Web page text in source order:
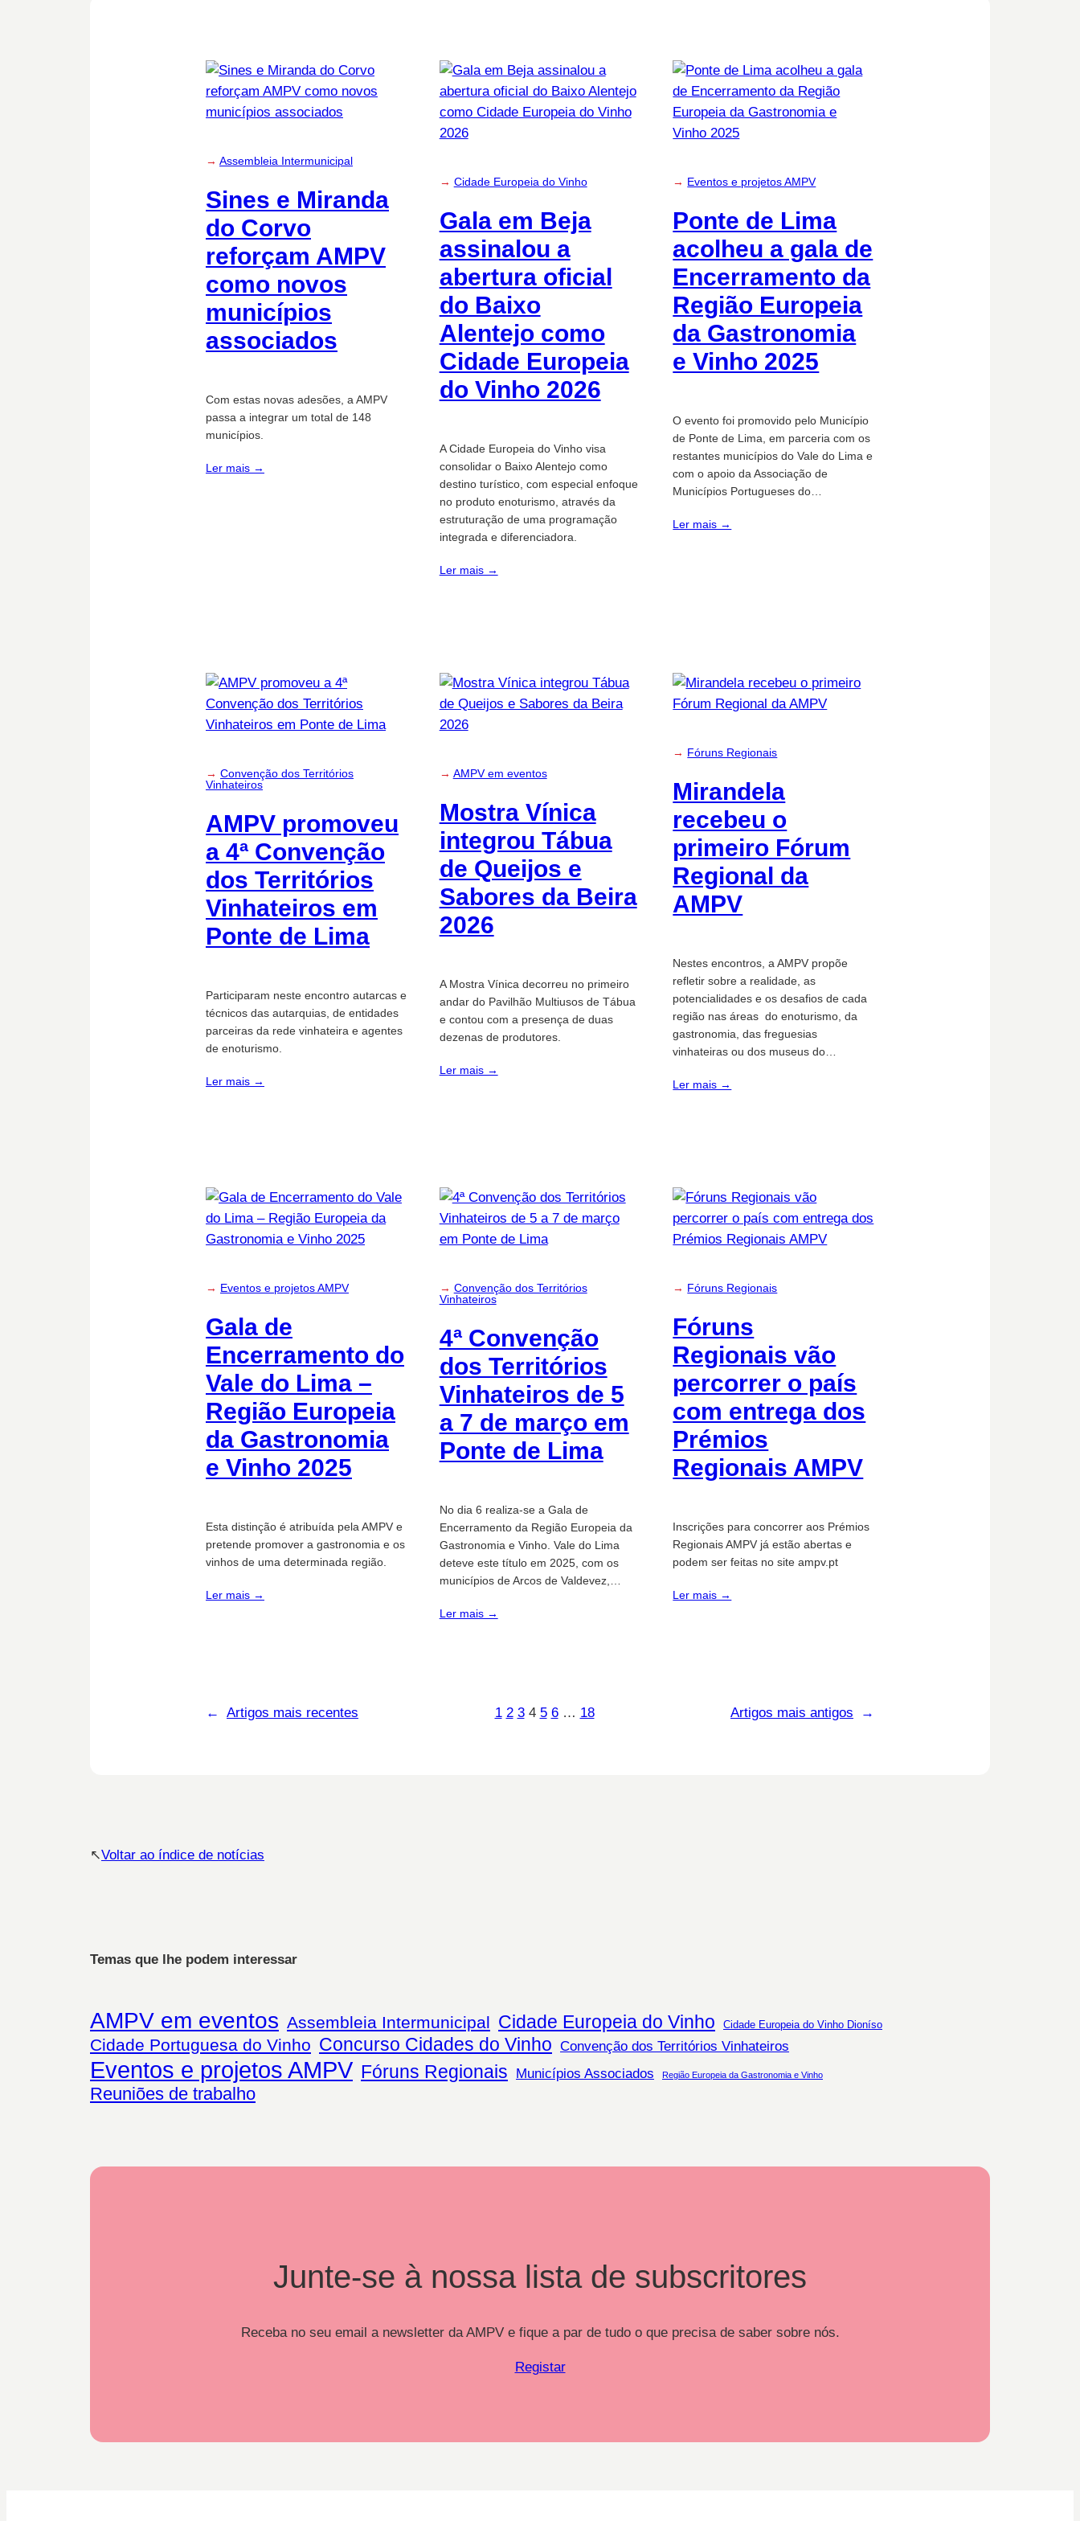
→ Assembleia Intermunicipal
Sines e Miranda
do Corvo
reforçam AMPV
como novos
municípios
associados
Com estas novas adesões, a AMPV
passa a integrar um total de 148
municípios.
Ler mais →
→ Cidade Europeia do Vinho
Gala em Beja
assinalou a
abertura oficial
do Baixo
Alentejo como
Cidade Europeia
do Vinho 2026
A Cidade Europeia do Vinho visa
consolidar o Baixo Alentejo como
destino turístico, com especial enfoque
no produto enoturismo, através da
estruturação de uma programação
integrada e diferenciadora.
Ler mais →
→ Eventos e projetos AMPV
Ponte de Lima
acolheu a gala de
Encerramento da
Região Europeia
da Gastronomia
e Vinho 2025
O evento foi promovido pelo Município
de Ponte de Lima, em parceria com os
restantes municípios do Vale do Lima e
com o apoio da Associação de
Municípios Portugueses do…
Ler mais →
→ Convenção dos Territórios
Vinhateiros
AMPV promoveu
a 4ª Convenção
dos Territórios
Vinhateiros em
Ponte de Lima
Participaram neste encontro autarcas e
técnicos das autarquias, de entidades
parceiras da rede vinhateira e agentes
de enoturismo.
Ler mais →
→ AMPV em eventos
Mostra Vínica
integrou Tábua
de Queijos e
Sabores da Beira
2026
A Mostra Vínica decorreu no primeiro
andar do Pavilhão Multiusos de Tábua
e contou com a presença de duas
dezenas de produtores.
Ler mais →
→ Fóruns Regionais
Mirandela
recebeu o
primeiro Fórum
Regional da
AMPV
Nestes encontros, a AMPV propõe
refletir sobre a realidade, as
potencialidades e os desafios de cada
região nas áreas do enoturismo, da
gastronomia, das freguesias
vinhateiras ou dos museus do…
Ler mais →
→ Eventos e projetos AMPV
Gala de
Encerramento do
Vale do Lima –
Região Europeia
da Gastronomia
e Vinho 2025
Esta distinção é atribuída pela AMPV e
pretende promover a gastronomia e os
vinhos de uma determinada região.
Ler mais →
→ Convenção dos Territórios
Vinhateiros
4ª Convenção
dos Territórios
Vinhateiros de 5
a 7 de março em
Ponte de Lima
No dia 6 realiza-se a Gala de
Encerramento da Região Europeia da
Gastronomia e Vinho. Vale do Lima
deteve este título em 2025, com os
municípios de Arcos de Valdevez,…
Ler mais →
→ Fóruns Regionais
Fóruns
Regionais vão
percorrer o país
com entrega dos
Prémios
Regionais AMPV
Inscrições para concorrer aos Prémios
Regionais AMPV já estão abertas e
podem ser feitas no site ampv.pt
Ler mais →
← Artigos mais recentes 1 2 3 4 5 6 … 18 Artigos mais antigos →
↖︎Voltar ao índice de notícias
Temas que lhe podem interessar
AMPV em eventos Assembleia Intermunicipal Cidade Europeia do Vinho Cidade Europeia do Vinho Dioníso
Cidade Portuguesa do Vinho Concurso Cidades do Vinho Convenção dos Territórios Vinhateiros
Eventos e projetos AMPV Fóruns Regionais Municípios Associados Região Europeia da Gastronomia e Vinho
Reuniões de trabalho
Junte-se à nossa lista de subscritores
Receba no seu email a newsletter da AMPV e fique a par de tudo o que precisa de saber sobre nós.
Registar